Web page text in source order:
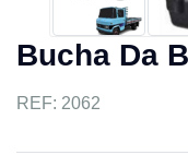
Bucha Da
REF: 2062